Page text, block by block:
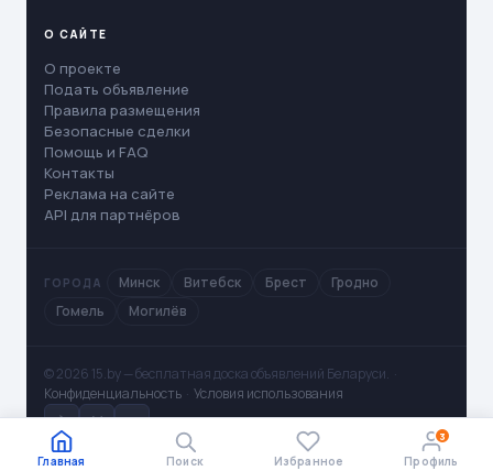
Главная Поиск Избранное
3
Профиль
О САЙТЕ
О проекте
Подать объявление
Правила размещения
Безопасные сделки
Помощь и FAQ
Контакты
Реклама на сайте
API для партнёров
ГОРОДА Минск Витебск Брест
Гродно
Гомель
Могилёв
© 2026 15.by — бесплатная доска объявлений Беларуси. ·
Конфиденциальность · Условия использования
✈ V ◻